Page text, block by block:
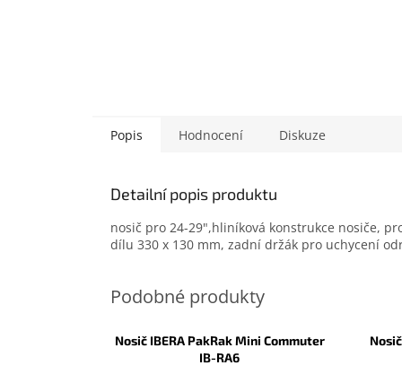
Popis Hodnocení Diskuze
Detailní popis produktu
nosič pro 24-29",hliníková konstrukce nosiče,
dílu 330 x 130 mm, zadní držák pro uchycení
Nosič IBERA PakRak Mini Commuter
IB-RA6